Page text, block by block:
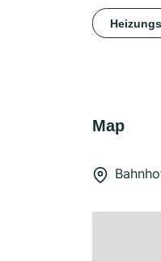
Map